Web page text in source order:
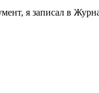
я записал в